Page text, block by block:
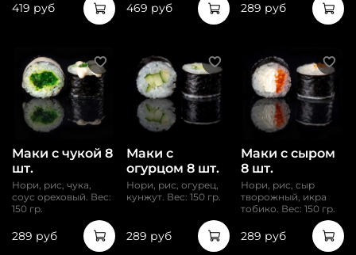
419 руб 469 руб 289 руб
Маки с чукой 8
шт.
Нори, рис, чука,
соус ореховый. Вес:
150 гр.
289 руб
Маки с
огурцом 8 шт.
Нори, рис, огурец,
кунжут. Вес: 150 гр.
289 руб
Маки с сыром
8 шт.
Нори, рис, сыр
творожный, икра
тобико. Вес: 150 гр.
289 руб